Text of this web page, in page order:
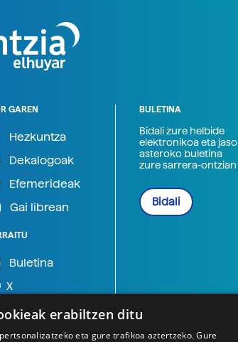
GAREN
Hezkuntza
Dekalogoak
Efemerideak
Gai librean
Buletina
X
BlueSky
Mastodon
BULETINA
Bidali zure helbide
elektronikoa eta jaso
asteroko buletina
zure sarrera-ontzian
Bidali
erabiltzen ditu
eta gure trafikoa aztertzeko. Gure